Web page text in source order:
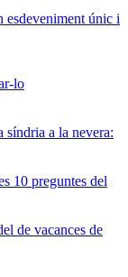
esdeveniment únic i
lo
síndria a la nevera:
10 preguntes del
de vacances de